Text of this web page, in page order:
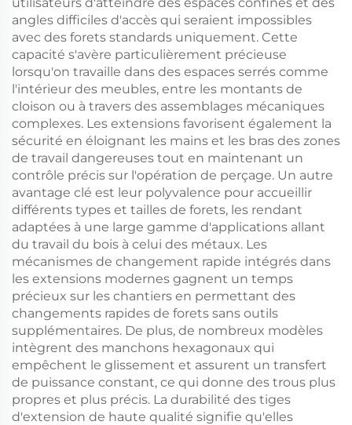
angles difficiles d'accès qui seraient impossibles
avec des forets standards uniquement. Cette
capacité s'avère particulièrement précieuse
lorsqu'on travaille dans des espaces serrés comme
l'intérieur des meubles, entre les montants de
cloison ou à travers des assemblages mécaniques
complexes. Les extensions favorisent également la
sécurité en éloignant les mains et les bras des zones
de travail dangereuses tout en maintenant un
contrôle précis sur l'opération de perçage. Un autre
avantage clé est leur polyvalence pour accueillir
différents types et tailles de forets, les rendant
adaptées à une large gamme d'applications allant
du travail du bois à celui des métaux. Les
mécanismes de changement rapide intégrés dans
les extensions modernes gagnent un temps
précieux sur les chantiers en permettant des
changements rapides de forets sans outils
supplémentaires. De plus, de nombreux modèles
intègrent des manchons hexagonaux qui
empêchent le glissement et assurent un transfert
de puissance constant, ce qui donne des trous plus
propres et plus précis. La durabilité des tiges
d'extension de haute qualité signifie qu'elles